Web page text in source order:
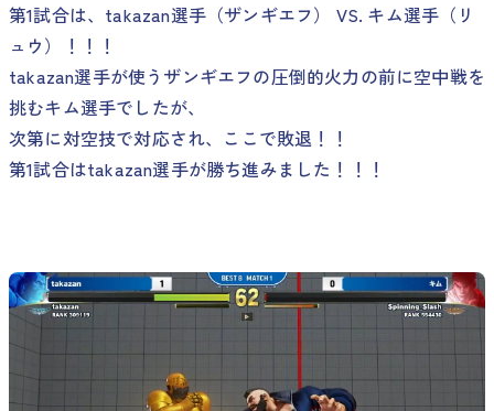
第1試合は、takazan選手（ザンギエフ） VS. キム選手（リ
ュウ）！！！
takazan選手が使うザンギエフの圧倒的火力の前に空中戦を
挑むキム選手でしたが、
次第に対空技で対応され、ここで敗退！！
第1試合はtakazan選手が勝ち進みました！！！